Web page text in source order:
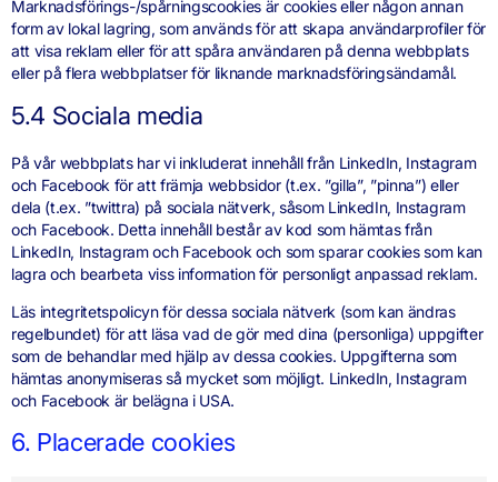
Marknadsförings-/spårningscookies är cookies eller någon annan
form av lokal lagring, som används för att skapa användarprofiler för
att visa reklam eller för att spåra användaren på denna webbplats
eller på flera webbplatser för liknande marknadsföringsändamål.
5.4 Sociala media
På vår webbplats har vi inkluderat innehåll från LinkedIn, Instagram
och Facebook för att främja webbsidor (t.ex. ”gilla”, ”pinna”) eller
dela (t.ex. ”twittra) på sociala nätverk, såsom LinkedIn, Instagram
och Facebook. Detta innehåll består av kod som hämtas från
LinkedIn, Instagram och Facebook och som sparar cookies som kan
lagra och bearbeta viss information för personligt anpassad reklam.
Läs integritetspolicyn för dessa sociala nätverk (som kan ändras
regelbundet) för att läsa vad de gör med dina (personliga) uppgifter
som de behandlar med hjälp av dessa cookies. Uppgifterna som
hämtas anonymiseras så mycket som möjligt. LinkedIn, Instagram
och Facebook är belägna i USA.
6. Placerade cookies